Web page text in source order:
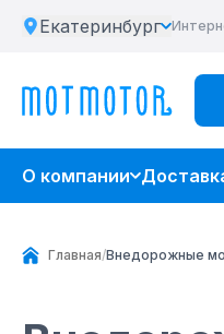
Екатеринбург
О компании
Главная/Внедорожные